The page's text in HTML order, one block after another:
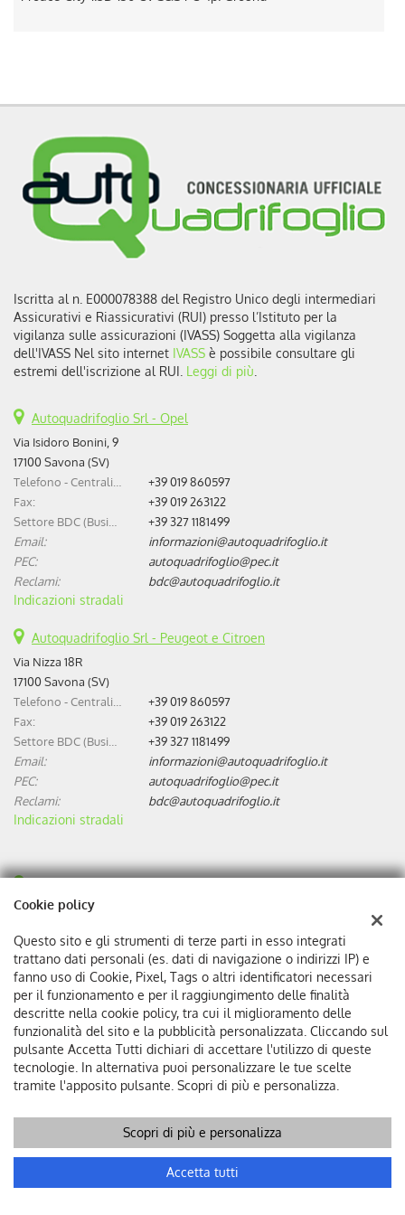
Contatta un consulente
Iscritta al n. E000078388 del Registro Unico degli intermediari
Assicurativi e Riassicurativi (RUI) presso l’Istituto per la
vigilanza sulle assicurazioni (IVASS) Soggetta alla vigilanza
dell'IVASS Nel sito internet IVASS è possibile consultare gli
estremi dell'iscrizione al RUI. Leggi di più
Autoquadrifoglio Srl - Opel
Via Isidoro Bonini, 9
17100 Savona (SV)
+39 019 860597
Fax:
+39 019 263122
+39 327 1181499
Email:
informazioni@autoquadrifoglio.it
PEC:
autoquadrifoglio@pec.it
Reclami:
bdc@autoquadrifoglio.it
Indicazioni stradali
Autoquadrifoglio Srl - Peugeot e Citroen
Via Nizza 18R
17100 Savona (SV)
+39 019 860597
Fax:
+39 019 263122
+39 327 1181499
Email:
informazioni@autoquadrifoglio.it
PEC:
autoquadrifoglio@pec.it
Reclami:
bdc@autoquadrifoglio.it
Indicazioni stradali
Via Braja 48r
Telefono:
+39 327 1181499
Email:
informazioni@autoquadrifoglio.it
autoquadrifoglio@pec.it
Reclami:
bdc@autoquadrifoglio.it
Indicazioni stradali
Vedi tutte le altre sedi
Autoquadrifoglio s.r.l
Via Bonini, 9, 17100 Savona
C.F/P.IVA:00384510095
Cookie policy
Questo sito e gli strumenti di terze parti in esso integrati
trattano dati personali (es. dati di navigazione o indirizzi IP) e
fanno uso di Cookie, Pixel, Tags o altri identificatori necessari
per il funzionamento e per il raggiungimento delle finalità
descritte nella cookie policy, tra cui il miglioramento delle
funzionalità del sito e la pubblicità personalizzata. Cliccando sul
pulsante Accetta Tutti dichiari di accettare l'utilizzo di queste
tecnologie. In alternativa puoi personalizzare le tue scelte
tramite l'apposito pulsante. Scopri di più e personalizza.
Scopri di più e personalizza
Accetta tutti